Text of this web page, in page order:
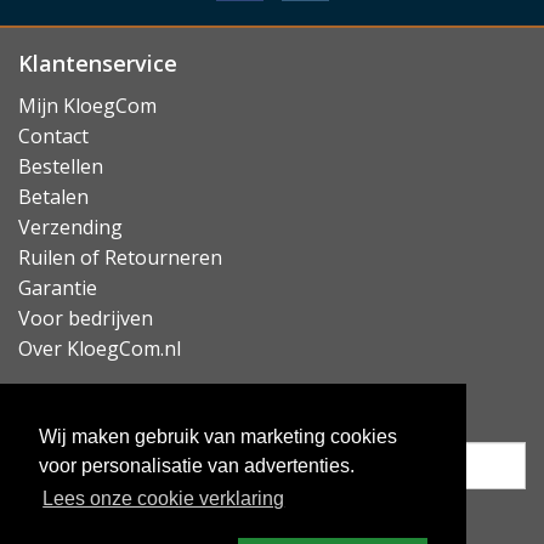
Wij maken gebruik van marketing cookies
voor personalisatie van advertenties.
Lees onze cookie verklaring
Klantenservice
Mijn KloegCom
Contact
Bestellen
Betalen
Verzending
Ruilen of Retourneren
Garantie
Voor bedrijven
Over KloegCom.nl